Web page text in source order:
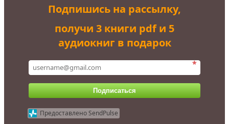
Подпишись на рассылку,
получи 3 книги pdf и 5
аудиокниг в подарок
*
Подписаться
Предоставлено SendPulse